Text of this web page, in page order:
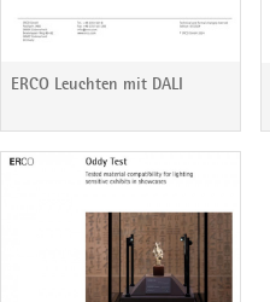
ERCO Leuchten mit DALI